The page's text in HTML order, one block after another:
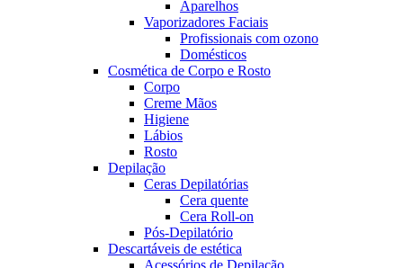
Aparelhos
Vaporizadores Faciais
Profissionais com ozono
Domésticos
Cosmética de Corpo e Rosto
Corpo
Creme Mãos
Higiene
Lábios
Rosto
Depilação
Ceras Depilatórias
Cera quente
Cera Roll-on
Pós-Depilatório
Descartáveis de estética
Acessórios de Depilação